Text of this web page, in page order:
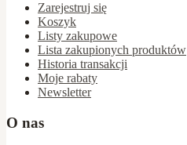
Zarejestruj się
Koszyk
Listy zakupowe
Lista zakupionych produktów
Historia transakcji
Moje rabaty
Newsletter
O nas